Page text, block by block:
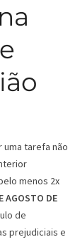
uma tarefa não
menos 2x
AGOSTO DE
de
prejudiciais e